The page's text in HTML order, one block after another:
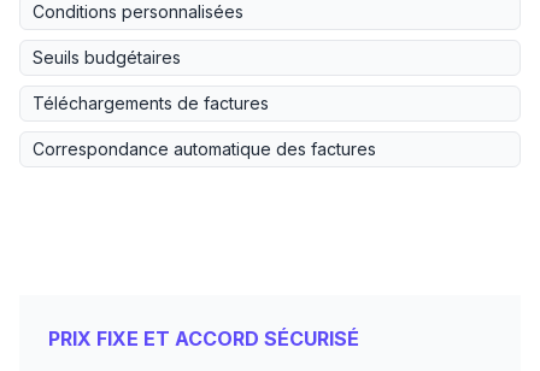
Conditions personnalisées
Seuils budgétaires
Téléchargements de factures
Correspondance automatique des factures
PRIX FIXE ET ACCORD SÉCURISÉ